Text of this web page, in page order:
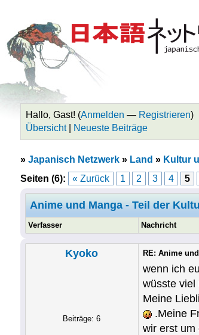
Hallo, Gast! (Anmelden — Registrieren)
Übersicht| Neueste Beiträge
» Japanisch Netzwerk» Land » Kultur
Seiten (6):
« Zurück 1 2 3 4 5
Anime und Manga - Teil der
Verfasser Nachricht
Kyoko
Beiträge: 6
RE: Anime
wenn ich
wüsste viel
Meine
.Meine
wir erst um